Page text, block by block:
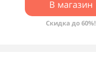
В магазин
Скидка до 60%!